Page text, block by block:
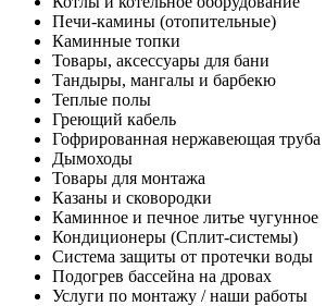
Печи-камины (отопительные)
Каминные топки
Товары, аксессуары для бани
Тандыры, мангалы и барбекю
Теплые полы
Греющий кабель
Гофрированная нержавеющая труба
Дымоходы
Товары для монтажа
Казаны и сковородки
Каминное и печное литье чугунное
Кондиционеры (Сплит-системы)
Система защиты от протечки воды
Подогрев бассейна на дровах
Услуги по монтажу / наши работы